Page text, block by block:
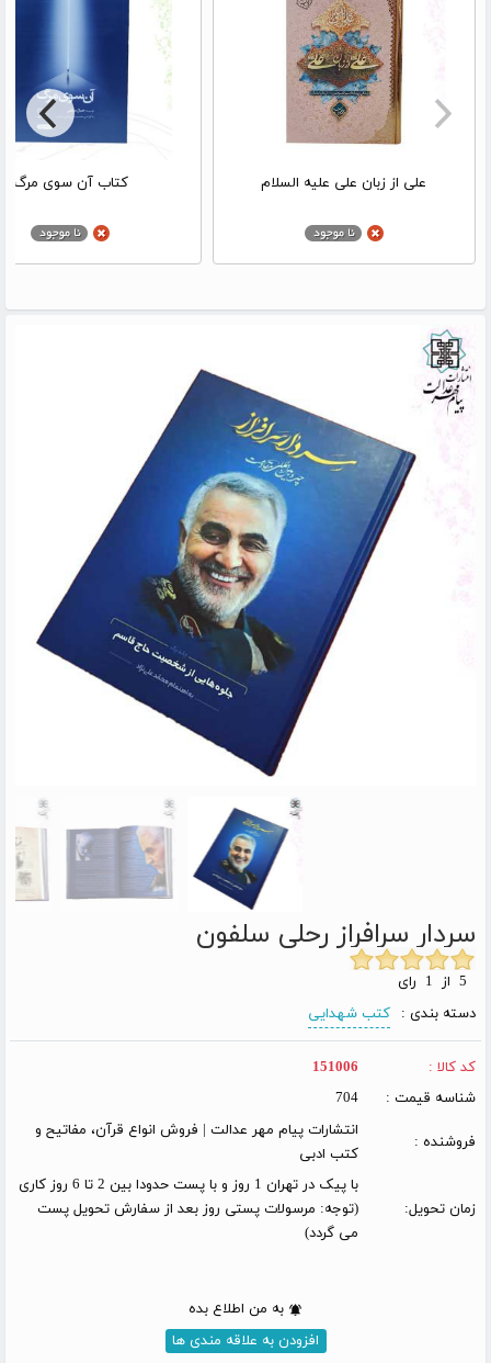
علی از زبان علی علیه السلام کتاب آن سوی مرگ
سردار سرافراز رحلی سلفون
دسته بندی :
کتب شهدایی
کد کالا :
151006
شناسه قیمت :
704
فروشنده :
انتشارات پیام مهر عدالت | فروش انواع قرآن، مفاتیح و
کتب ادبی
زمان تحویل:
با پیک در تهران 1 روز و با پست حدودا بین 2 تا 6 روز کاری
(توجه: مرسولات پستی روز بعد از سفارش تحویل پست
می گردد)
به من اطلاع بده
افزودن به علاقه مندی ها